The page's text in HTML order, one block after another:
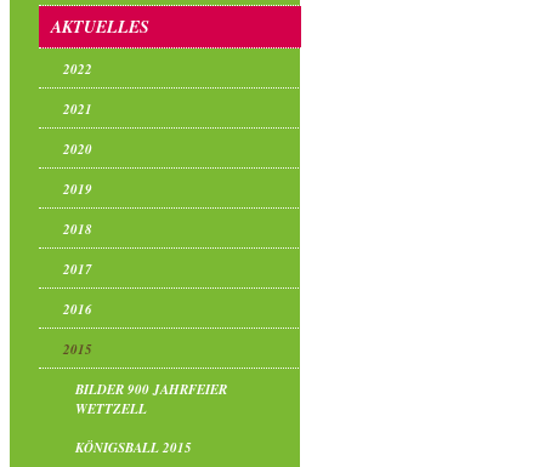
AKTUELLES
2022
2021
2020
2019
2018
2017
2016
2015
BILDER 900 JAHRFEIER
WETTZELL
KÖNIGSBALL 2015